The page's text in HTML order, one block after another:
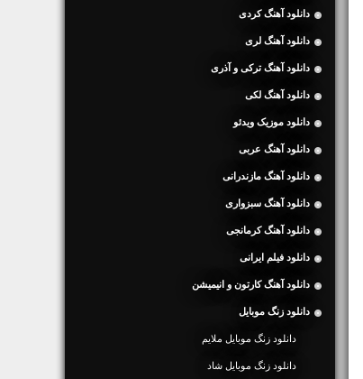
دانلود آهنگ کردی
دانلود آهنگ لری
دانلود آهنگ ترکی و آذری
دانلود آهنگ لکی
دانلود موزیک ویدئو
دانلود آهنگ عربی
دانلود آهنگ مازندرانی
دانلود آهنگ سبزواری
دانلود آهنگ کرمانجی
دانلود فیلم ایرانی
دانلود آهنگ کارتون و انیمیشن
دانلود زنگ موبایل
دانلود زنگ موبایل ملایم
دانلود زنگ موبایل شاد